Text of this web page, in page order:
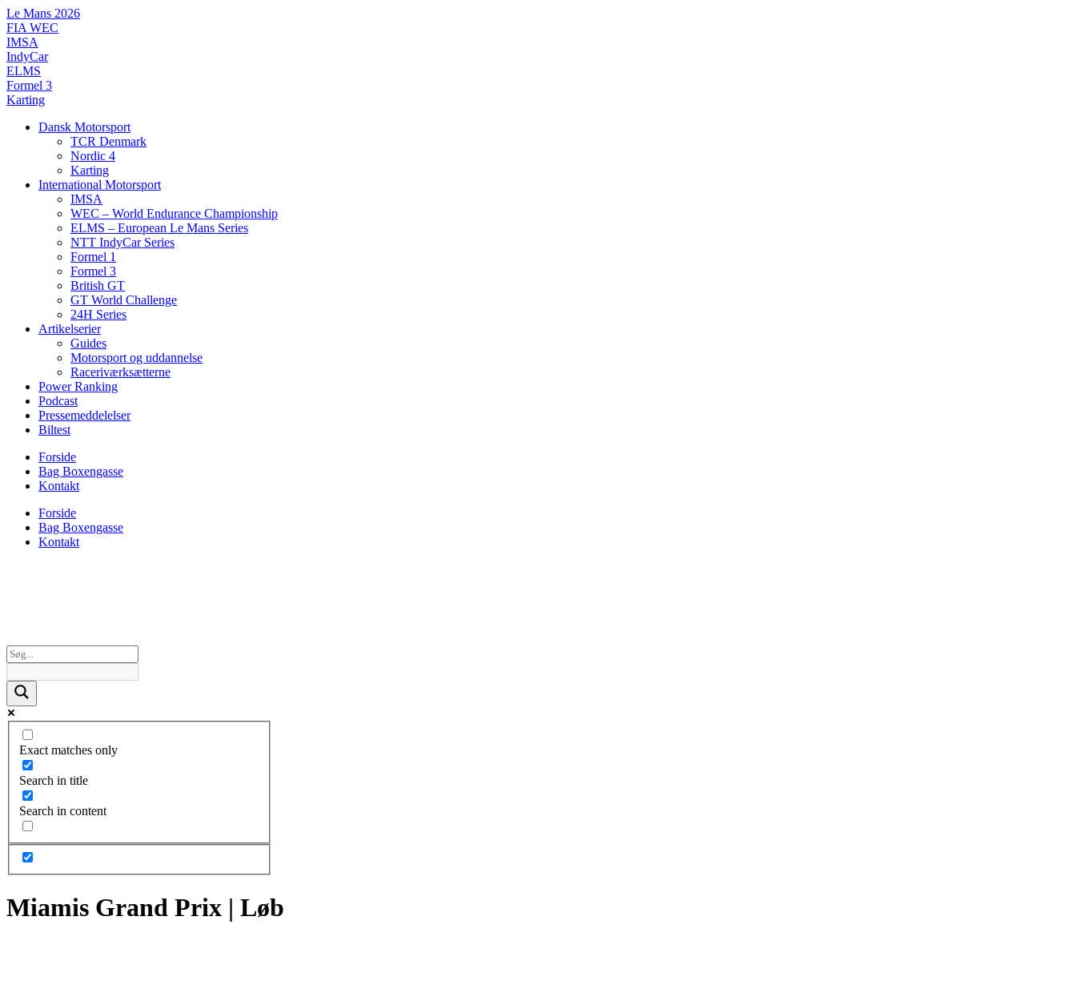
Videre
til
indhold
Le Mans 2026
FIA WEC
IMSA
IndyCar
ELMS
Formel 3
Karting
Dansk Motorsport
TCR Denmark
Nordic 4
Karting
International Motorsport
IMSA
WEC – World Endurance Championship
ELMS – European Le Mans Series
NTT IndyCar Series
Formel 1
Formel 3
British GT
GT World Challenge
24H Series
Artikelserier
Guides
Motorsport og uddannelse
Raceriværksætterne
Power Ranking
Podcast
Pressemeddelelser
Biltest
Forside
Bag Boxengasse
Kontakt
Forside
Bag Boxengasse
Kontakt
Exact matches only
Search in title
Search in content
Miamis Grand Prix | Løb